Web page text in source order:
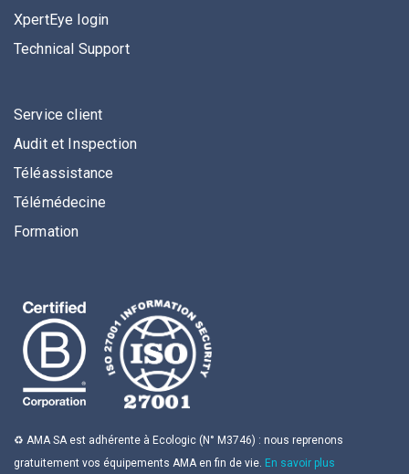
XpertEye login
Technical Support
Service client
Audit et Inspection
Téléassistance
Télémédecine
Formation
♻️ AMA SA est adhérente à Ecologic (N° M3746) : nous reprenons
gratuitement vos équipements AMA en fin de vie. En savoir plus